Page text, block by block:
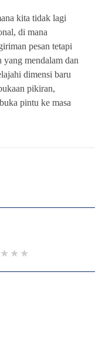
kita tidak lagi
di mana
pesan tetapi
yang mendalam dan
dimensi baru
pikiran,
pintu ke masa
4 stars
3 stars
2 stars